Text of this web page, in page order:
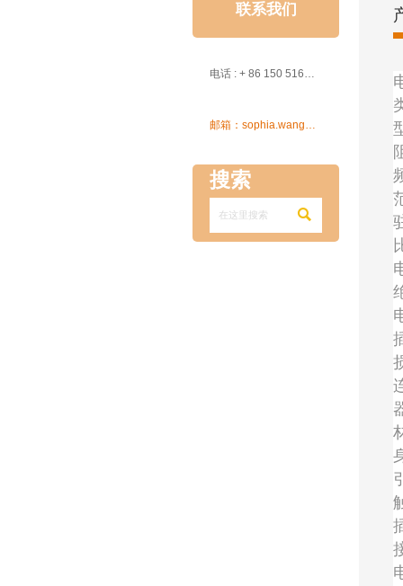
联系我们
电话 : + 86 150 5162 5639

搜索
